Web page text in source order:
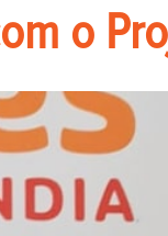
o